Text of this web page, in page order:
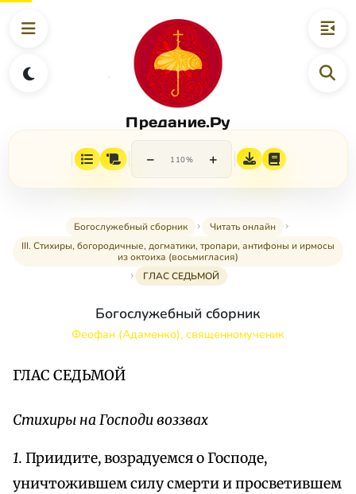
Предание.Ру
− 110% +
Богослужебный сборник
Читать онлайн
III. Стихиры, богородичные, догматики, тропари, антифоны и ирмосы
из октоиха (восьмигласия)
ГЛАС СЕДЬМОЙ
Богослужебный сборник
Феофан (Адаменко), священномученик
ГЛАС СЕДЬМОЙ
Стихиры на Господи воззвах
1. Приидите, возрадуемся о Господе,
уничтожившем силу смерти и просветившем